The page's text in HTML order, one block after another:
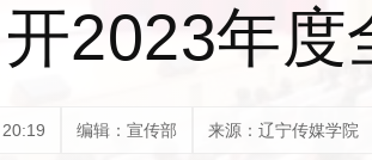
2023年度
编辑：宣传部 来源：辽宁传媒学院